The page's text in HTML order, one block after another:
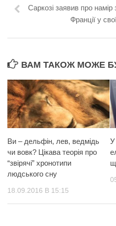
Саркозі заявив про
Франції у
ВАМ ТАКОЖ МОЖЕ
Ви – дельфін, лев, ведмідь
чи вовк? Цікава теорія про
“звірячі” хронотипи
людського сну
18.09.2016 В 15:15
У